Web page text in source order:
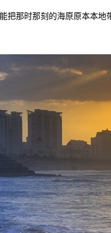
把那时那刻的海原原本本